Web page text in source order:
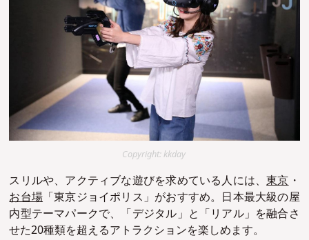
Copyright: kkday
スリルや、アクティブな遊びを求めている人には、東京・
お台場 「東京ジョイポリス」がおすすめ。日本最大級の屋
内型テーマパークで、「デジタル」と「リアル」を融合さ
せた20種類を超えるアトラクションを楽しめます。